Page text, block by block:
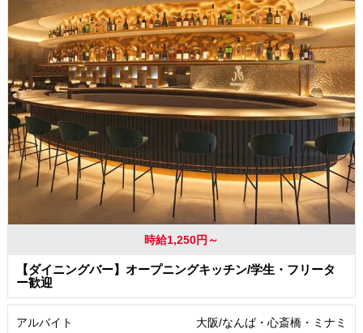
時給1,250円～
【ダイニングバー】オープニングキッチン/学生・フリータ
ー歓迎
アルバイト 大阪/なんば・心斎橋・ミナミ